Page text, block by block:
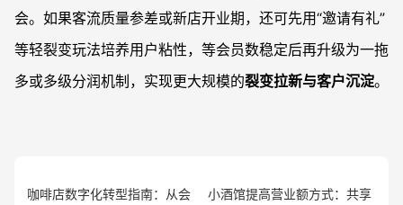
会。如果客流质量参差或新店开业期，还可先用“邀请有礼”
等轻裂变玩法培养用户粘性，等会员数稳定后再升级为一拖
多或多级分润机制，实现更大规模的裂变拉新与客户沉淀。
咖啡店数字化转型指南：从会
小酒馆提高营业额方式：共享